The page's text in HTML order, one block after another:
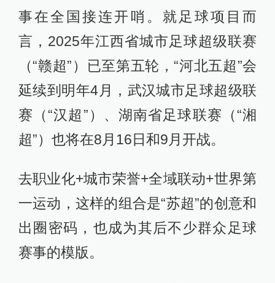
事在全国接连开哨。就足球项目而
言，2025年江西省城市足球超级联赛
（“赣超”）已至第五轮，“河北五超”会
延续到明年4月，武汉城市足球超级联
赛（“汉超”）、湖南省足球联赛（“湘
超”）也将在8月16日和9月开战。
去职业化+城市荣誉+全域联动+世界第
一运动，这样的组合是“苏超”的创意和
出圈密码，也成为其后不少群众足球
赛事的模版。